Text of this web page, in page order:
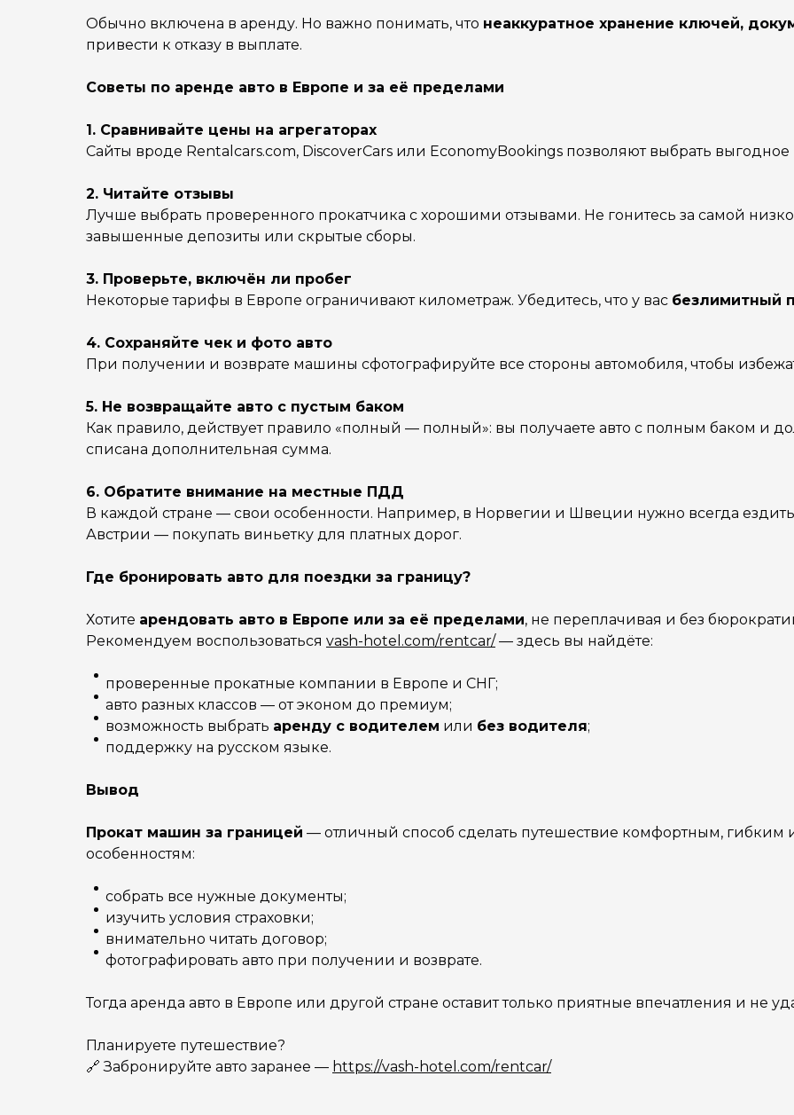
Обычно включена в аренду. Но важно понимать, что неаккуратное хранение ключей,
привести к отказу в выплате.
Советы по аренде авто в Европе и за её пределами
1. Сравнивайте цены на агрегаторах
Сайты вроде Rentalcars.com, DiscoverCars или EconomyBookings позволяют выбрать
2. Читайте отзывы
Лучше выбрать проверенного прокатчика с хорошими отзывами. Не гонитесь за самой
завышенные депозиты или скрытые сборы.
3. Проверьте, включён ли пробег
Некоторые тарифы в Европе ограничивают километраж. Убедитесь, что у вас безлимитный
4. Сохраняйте чек и фото авто
При получении и возврате машины сфотографируйте все стороны автомобиля, чтобы
5. Не возвращайте авто с пустым баком
Как правило, действует правило «полный — полный»: вы получаете авто с полным баком и
списана дополнительная сумма.
6. Обратите внимание на местные ПДД
В каждой стране — свои особенности. Например, в Норвегии и Швеции нужно всегда
Австрии — покупать виньетку для платных дорог.
Где бронировать авто для поездки за границу?
Хотите арендовать авто в Европе или за её пределами, не переплачивая и без
Рекомендуем воспользоваться vash-hotel.com/rentcar/— здесь вы найдёте:
проверенные прокатные компании в Европе и СНГ;
авто разных классов — от эконом до премиум;
возможность выбрать аренду с водителем или без водителя;
поддержку на русском языке.
Вывод
Прокат машин за границей — отличный способ сделать путешествие комфортным,
особенностям:
собрать все нужные документы;
изучить условия страховки;
внимательно читать договор;
фотографировать авто при получении и возврате.
Тогда аренда авто в Европе или другой стране оставит только приятные впечатления и не
Планируете путешествие?
🔗 Забронируйте авто заранее — https://vash-hotel.com/rentcar/